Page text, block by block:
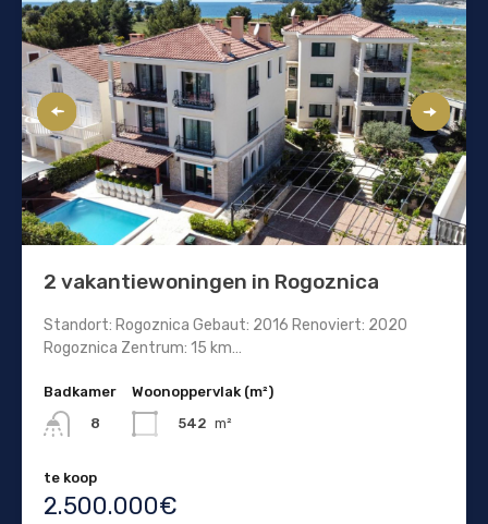
2 vakantiewoningen in Rogoznica
Standort: Rogoznica Gebaut: 2016 Renoviert: 2020
Rogoznica Zentrum: 15 km…
Badkamer
8
Woonoppervlak (m²)
542 m²
te koop
2.500.000€